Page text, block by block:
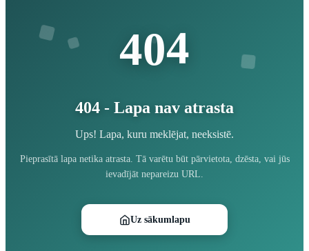
404
404 - Lapa nav atrasta
Ups! Lapa, kuru meklējat, neeksistē.
Pieprasītā lapa netika atrasta. Tā varētu būt pārvietota, dzēsta, vai jūs
ievadījāt nepareizu URL.
Uz sākumlapu